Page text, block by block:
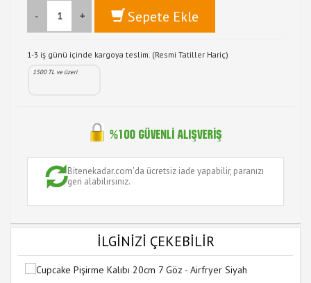
- + Sepete Ekle
1-3 iş günü içinde kargoya teslim. (Resmi Tatiller Hariç)
1500 TL ve üzeri
Bitenekadar.com'da ücretsiz iade yapabilir, paranızı
geri alabilirsiniz.
İLGİNİZİ ÇEKEBİLİR